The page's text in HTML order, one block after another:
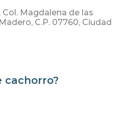
Col. Magdalena de las
C.P. 07760, Ciudad
cachorro?